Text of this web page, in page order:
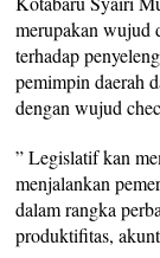
merupakan wujud
terhadap
pemimpin daerah
dengan wujud
” Legislatif kan
menjalankan
dalam rangka
produktifitas,